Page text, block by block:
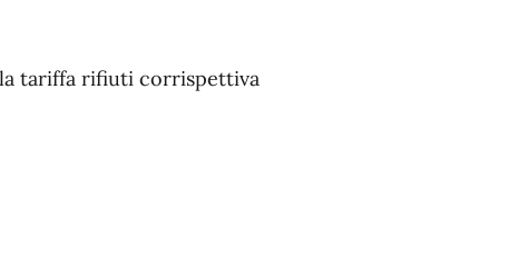
tariffa rifiuti corrispettiva